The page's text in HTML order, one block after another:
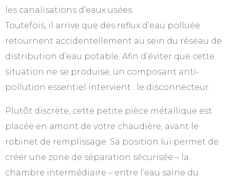
les canalisations d’eaux usées.
Toutefois, il arrive que des reflux d’eau polluée
retournent accidentellement au sein du réseau de
distribution d’eau potable. Afin d’éviter que cette
situation ne se produise, un composant anti-
pollution essentiel intervient : le disconnecteur.
Plutôt discrète, cette petite pièce métallique est
placée en amont de votre chaudière, avant le
robinet de remplissage. Sa position lui permet de
créer une zone de séparation sécurisée – la
chambre intermédiaire – entre l’eau saine du